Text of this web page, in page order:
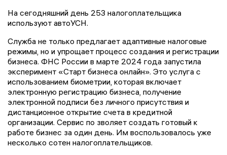
На сегодняшний день 253 налогоплательщика
используют автоУСН.
Служба не только предлагает адаптивные налоговые
режимы, но и упрощает процесс создания и регистрации
бизнеса. ФНС России в марте 2024 года запустила
эксперимент «Старт бизнеса онлайн». Это услуга с
использованием биометрии, которая включает
электронную регистрацию бизнеса, получение
электронной подписи без личного присутствия и
дистанционное открытие счета в кредитной
организации. Сервис по зволяет создать готовый к
работе бизнес за один день. Им воспользовалось уже
несколько сотен налогоплательщиков.